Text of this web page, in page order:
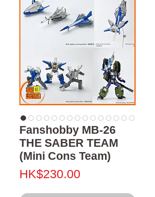
Fanshobby MB-26
THE SABER TEAM
(Mini Cons Team)
HK$230.00